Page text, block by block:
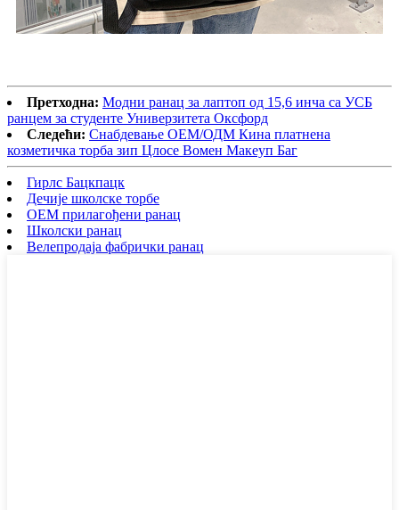
Претходна: Модни ранац за лаптоп од 15,6 инча са УСБ
ранцем за студенте Универзитета Оксфорд
Следећи: Снабдевање ОЕМ/ОДМ Кина платнена
козметичка торба зип Цлосе Вомен Макеуп Баг
Гирлс Бацкпацк
Дечије школске торбе
ОЕМ прилагођени ранац
Школски ранац
Велепродаја фабрички ранац